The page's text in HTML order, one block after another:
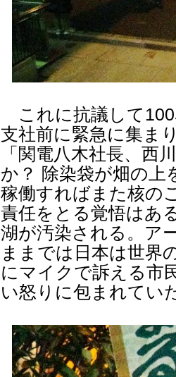
これに抗議して100
支社前に緊急に集ま
「関電八木社長、西
か？ 除染袋が畑の上
稼働すればまた核の
責任をとる覚悟はあ
湖が汚染される。ア
ままでは日本は世界
にマイクで訴える市
い怒りに包まれてい